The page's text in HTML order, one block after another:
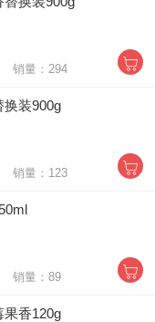
销量：294
换装900g
销量：123
销量：89
果香120g